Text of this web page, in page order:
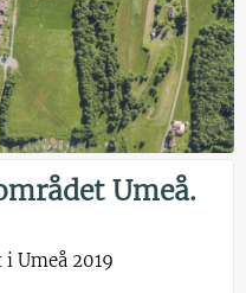
Umeå.
Umeå 2019